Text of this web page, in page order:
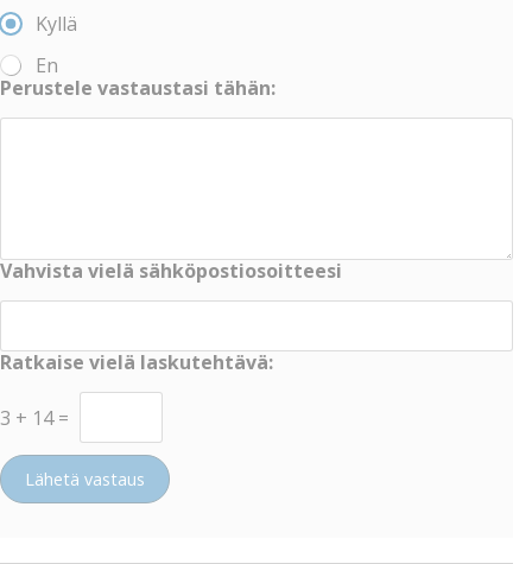
Kyllä
En
Perustele vastaustasi tähän:
Vahvista vielä sähköpostiosoitteesi
Ratkaise vielä laskutehtävä:
3 + 14 =
Lähetä vastaus